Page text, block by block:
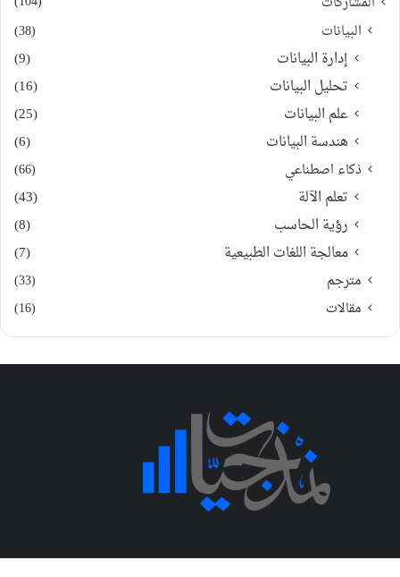
البيانات (38)
إدارة البيانات
(9)
تحليل البيانات
(16)
علم البيانات
(25)
هندسة البيانات
(6)
ذكاء اصطناعي (66)
تعلم الآلة
(43)
رؤية الحاسب
(8)
معالجة اللغات الطبيعية
(7)
مترجم
(33)
مقالات
(16)